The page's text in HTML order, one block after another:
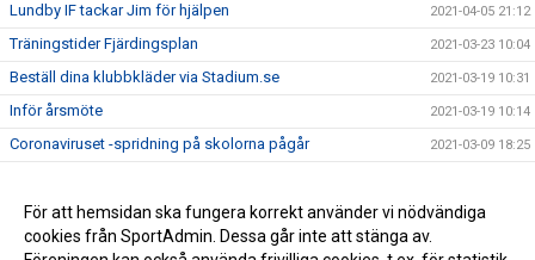
Lundby IF tackar Jim för hjälpen 2021-04-05 21:12
Träningstider Fjärdingsplan 2021-03-23 10:04
Beställ dina klubbkläder via Stadium.se 2021-03-19 10:31
Inför årsmöte 2021-03-19 10:14
Coronaviruset -spridning på skolorna pågår 2021-03-09 18:25
Årsmöte 21 mars 2021-03-02 12:58
Grattis Tomas Fredlund! 2021-03-02 07:00
För att hemsidan ska fungera korrekt använder vi nödvändiga
cookies från SportAdmin. Dessa går inte att stänga av.